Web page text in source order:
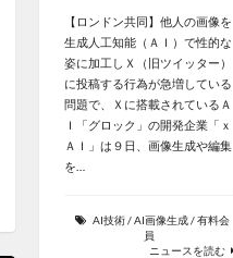
【ロンドン共同】他人の画像を
生成人工知能（ＡＩ）で性的な
姿に加工しＸ（旧ツイッター）
に投稿する行為が急増している
問題で、Ｘに搭載されているＡ
Ｉ「グロック」の開発企業「ｘ
ＡＩ」は９日、画像生成や編集
を…
AI技術/AI画像生成/有料会
員
ニュースを読む